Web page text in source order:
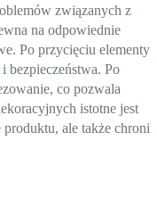
związanych z
na odpowiednie
Po przycięciu elementy
bezpieczeństwa. Po
co pozwala
istotne jest
ale także chroni